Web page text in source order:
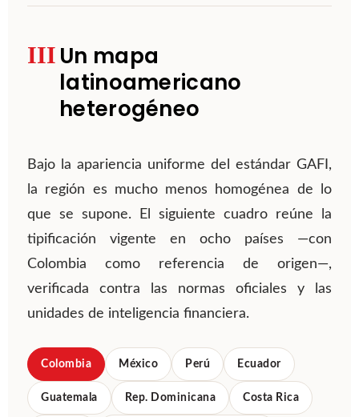
III Un mapa
latinoamericano
heterogéneo
Bajo la apariencia uniforme del estándar GAFI,
la región es mucho menos homogénea de lo
que se supone. El siguiente cuadro reúne la
tipificación vigente en ocho países —con
Colombia como referencia de origen—,
verificada contra las normas oficiales y las
unidades de inteligencia financiera.
Colombia México Perú Ecuador
Guatemala Rep. Dominicana Costa Rica